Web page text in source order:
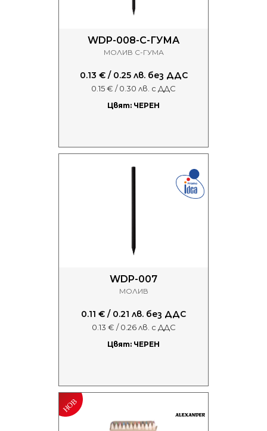
WDP-008-С-ГУМА
МОЛИВ С-ГУМА
0.13 € / 0.25 лв. без ДДС
0.15 € / 0.30 лв. с ДДС
Цвят: ЧЕРЕН
WDP-007
МОЛИВ
0.11 € / 0.21 лв. без ДДС
0.13 € / 0.26 лв. с ДДС
Цвят: ЧЕРЕН